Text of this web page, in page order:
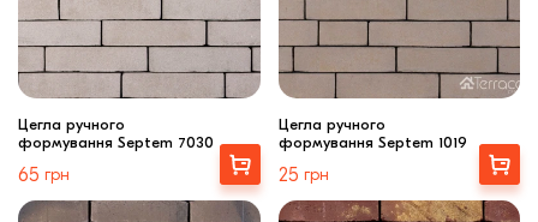
Цегла ручного
формування Septem 7030
65 грн
Вибрати
Цегла ручного
формування Septem 1019
25 грн
Вибрати